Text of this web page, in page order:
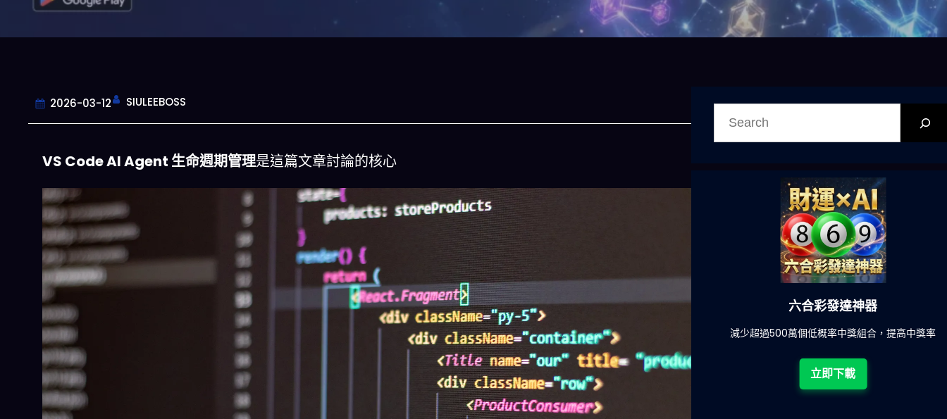
2026-03-12 SIULEEBOSS
VS Code AI Agent 生命週期管理是這篇文章討論的核心
今晚吃什麽
一鍵配搭出三餸一湯的完美晚餐組合,以後免除晚餐吃什
立即下載